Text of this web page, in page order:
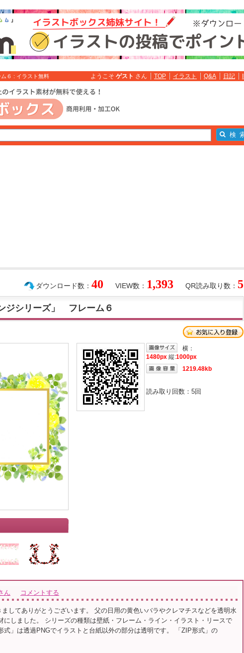
６ : イラスト無料 ようこそ ゲスト さん TOP イラスト Q&A 日記
QR読み取り数： 5
VIEW数： 1,393
ダウンロード数： 40
ジシリーズ」 フレーム６
横：
1480px 縦:1000px
1219.48kb
読み取り回数： 5回
ん コメントする
ましてありがとうございます。 父の日用の黄色いバラやクレマチスなどを透明水
にしました。 シリーズの種類は壁紙・フレーム・ライン・イラスト・リースで
式」は透過PNGでイラストと台紙以外の部分は透明です。 「ZIP形式」の